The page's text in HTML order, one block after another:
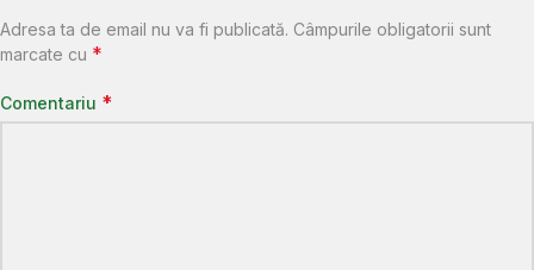
Adresa ta de email nu va fi publicată. Câmpurile obligatorii sunt
marcate cu *
Comentariu *